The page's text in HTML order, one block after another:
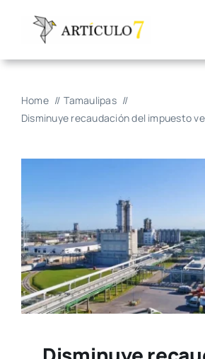
Home
Tamaulipas
Disminuye recaudación del impuesto